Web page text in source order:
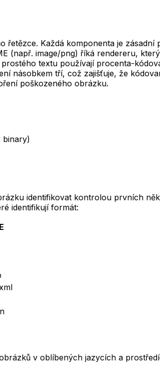
Každá komponenta je
(např. image/png) říká rendereru,
textu používají procenta-
násobkem tří, což zajišťuje, že
poškozeného obrázku.
binary)
identifikovat kontrolou prvních
identifikují formát:
v oblíbených jazycích a